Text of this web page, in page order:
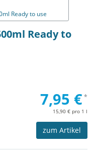
Ready to
7,95 €*
15,90 € pro 1 l
zum Artikel